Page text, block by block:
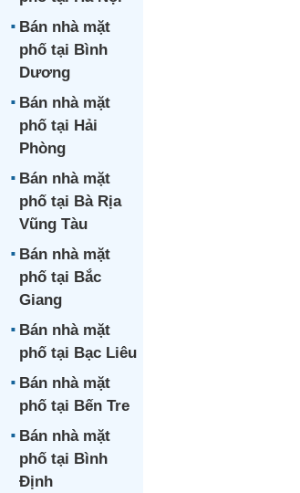
Bán nhà mặt
phố tại Bình
Dương
Bán nhà mặt
phố tại Hải
Phòng
Bán nhà mặt
phố tại Bà Rịa
Vũng Tàu
Bán nhà mặt
phố tại Bắc
Giang
Bán nhà mặt
phố tại Bạc Liêu
Bán nhà mặt
phố tại Bến Tre
Bán nhà mặt
phố tại Bình
Định